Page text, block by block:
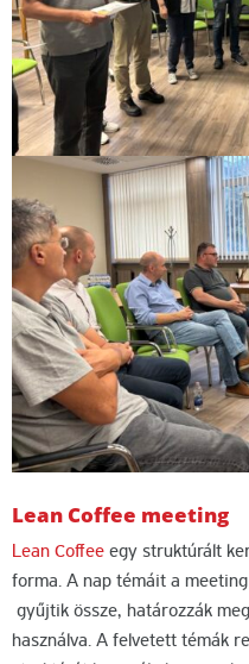
Lean Coffee meeting
Lean Coffee egy struktúrált
forma. A nap témáit a
gyűjtik össze, határozzák
használva. A felvetett témák